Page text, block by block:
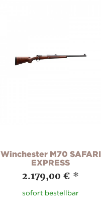
Winchester M70 SAFARI
EXPRESS
2.179,00 € *
sofort bestellbar